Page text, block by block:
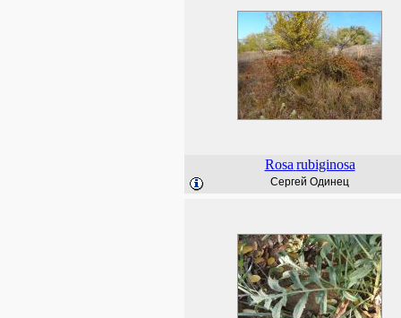
Rosa rubiginosa
Сергей Одинец